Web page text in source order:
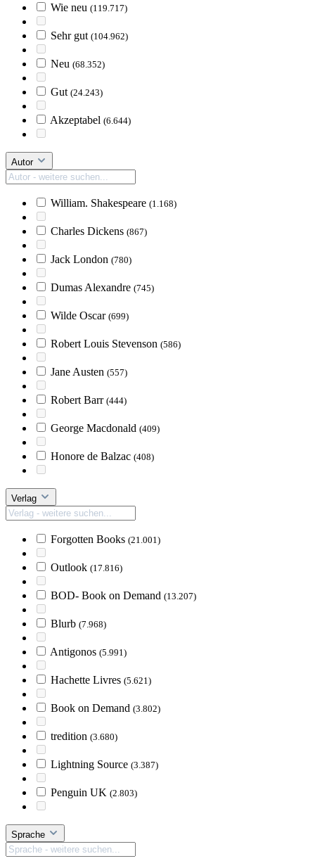
Wie neu (119.717)
Sehr gut (104.962)
Neu (68.352)
Gut (24.243)
Akzeptabel (6.644)
Autor
William. Shakespeare (1.168)
Charles Dickens (867)
Jack London (780)
Dumas Alexandre (745)
Wilde Oscar (699)
Robert Louis Stevenson (586)
Jane Austen (557)
Robert Barr (444)
George Macdonald (409)
Honore de Balzac (408)
Verlag
Forgotten Books (21.001)
Outlook (17.816)
BOD- Book on Demand (13.207)
Blurb (7.968)
Antigonos (5.991)
Hachette Livres (5.621)
Book on Demand (3.802)
tredition (3.680)
Lightning Source (3.387)
Penguin UK (2.803)
Sprache